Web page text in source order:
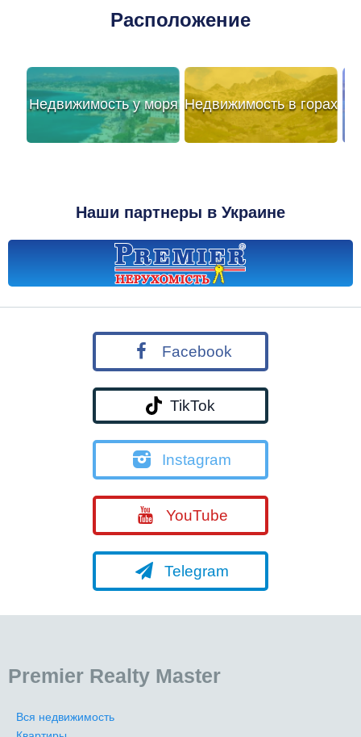
Расположение
Недвижимость у моря Недвижимость в горах
Наши партнеры в Украине
Facebook
TikTok
Instagram
YouTube
Telegram
Premier Realty Master
Вся недвижимость